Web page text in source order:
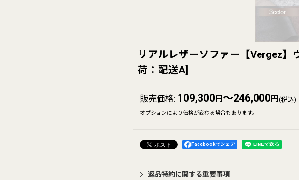
リアルレザーソファー【Vergez】
荷：配送A]
販売価格: 109,300 円 ～246,000 円 (税込)
オプションにより価格が変わる場合もあります。
Facebookでシェア
返品特約に関する重要事項